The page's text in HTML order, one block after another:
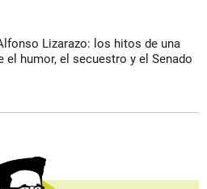
Lizarazo: los hitos de una
el humor, el secuestro y el Senado